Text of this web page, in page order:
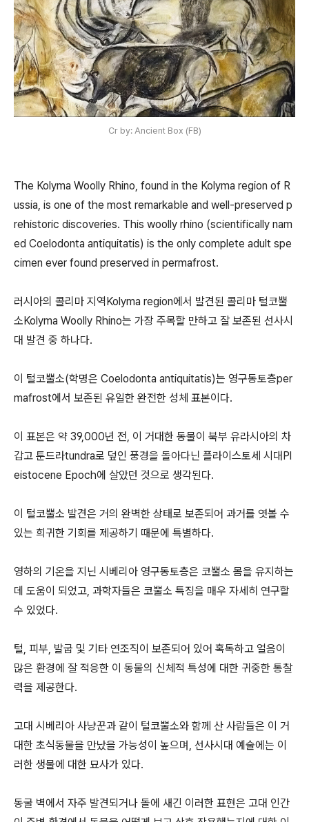
Cr by: Ancient Box (FB)
The Kolyma Woolly Rhino, found in the Kolyma region of R
ussia, is one of the most remarkable and well-preserved p
rehistoric discoveries. This woolly rhino (scientifically nam
ed Coelodonta antiquitatis) is the only complete adult spe
cimen ever found preserved in permafrost.
러시아의 콜리마 지역Kolyma region에서 발견된 콜리마 털코뿔
소Kolyma Woolly Rhino는 가장 주목할 만하고 잘 보존된 선사시
대 발견 중 하나다.
이 털코뿔소(학명은 Coelodonta antiquitatis)는 영구동토층per
mafrost에서 보존된 유일한 완전한 성체 표본이다.
이 표본은 약 39,000년 전, 이 거대한 동물이 북부 유라시아의 차
갑고 툰드라tundra로 덮인 풍경을 돌아다닌 플라이스토세 시대Pl
eistocene Epoch에 살았던 것으로 생각된다.
이 털코뿔소 발견은 거의 완벽한 상태로 보존되어 과거를 엿볼 수
있는 희귀한 기회를 제공하기 때문에 특별하다.
영하의 기온을 지닌 시베리아 영구동토층은 코뿔소 몸을 유지하는
데 도움이 되었고, 과학자들은 코뿔소 특징을 매우 자세히 연구할
수 있었다.
털, 피부, 발굽 및 기타 연조직이 보존되어 있어 혹독하고 얼음이
많은 환경에 잘 적응한 이 동물의 신체적 특성에 대한 귀중한 통찰
력을 제공한다.
고대 시베리아 사냥꾼과 같이 털코뿔소와 함께 산 사람들은 이 거
대한 초식동물을 만났을 가능성이 높으며, 선사시대 예술에는 이
러한 생물에 대한 묘사가 있다.
동굴 벽에서 자주 발견되거나 돌에 새긴 이러한 표현은 고대 인간